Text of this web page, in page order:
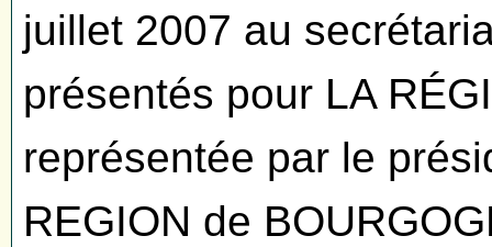
juillet 2007 au
présentés pour LA
représentée par le
REGION de